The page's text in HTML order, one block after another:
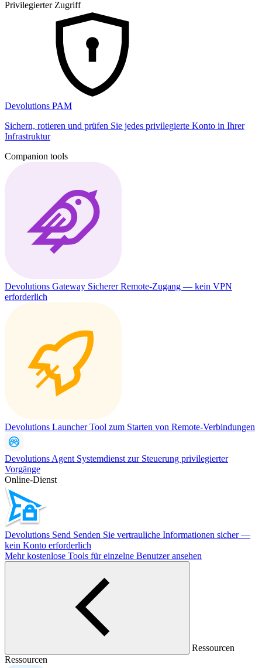
Privilegierter Zugriff
Devolutions PAM
Sichern, rotieren und prüfen Sie jedes privilegierte Konto in Ihrer
Infrastruktur
Companion tools
Devolutions Gateway Sicherer Remote-Zugang — kein VPN
erforderlich
Devolutions LauncherTool zum Starten von Remote-Verbindungen
Devolutions Agent Systemdienst zur Steuerung privilegierter
Vorgänge
Online-Dienst
Devolutions Send Senden Sie vertrauliche Informationen sicher —
kein Konto erforderlich
Mehr kostenlose Tools für einzelne Benutzer ansehen
Ressourcen
Ressourcen